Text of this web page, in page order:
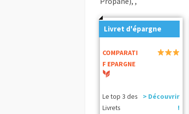
Livret d'épargne
COMPARATI
F EPARGNE
Le top 3 des
Livrets
> Découvrir
!